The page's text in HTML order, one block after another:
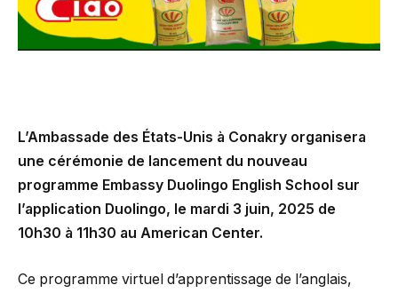
L’Ambassade des États-Unis à Conakry organisera
une cérémonie de lancement du nouveau
programme Embassy Duolingo English School sur
l’application Duolingo, le mardi 3 juin, 2025 de
10h30 à 11h30 au American Center.
Ce programme virtuel d’apprentissage de l’anglais,